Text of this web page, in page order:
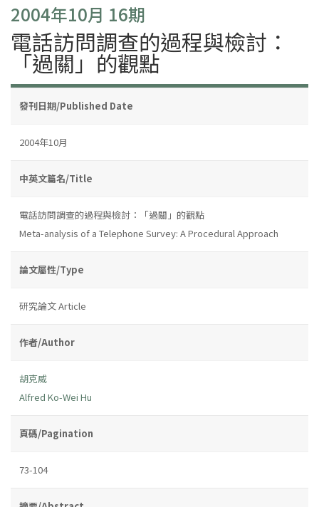
2004年10月 16期
電話訪問調查的過程與檢討：
「過關」的觀點
發刊日期/Published Date
2004年10月
中英文篇名/Title
電話訪問調查的過程與檢討：「過關」的觀點
Meta-analysis of a Telephone Survey: A Procedural Approach
論文屬性/Type
研究論文 Article
作者/Author
胡克威
Alfred Ko-Wei Hu
頁碼/Pagination
73-104